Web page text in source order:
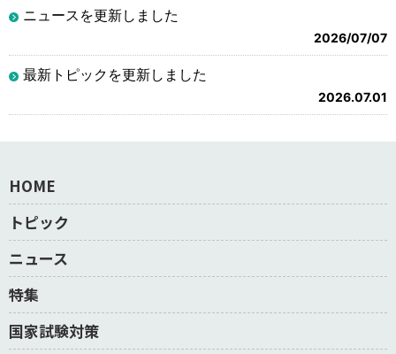
ニュースを更新しました
2026/07/07
最新トピックを更新しました
2026.07.01
HOME
トピック
ニュース
特集
国家試験対策